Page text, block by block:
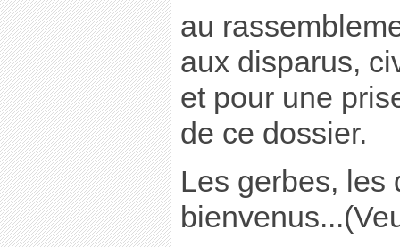
au
aux disparus,
et pour une
de ce dossier.
Les gerbes, les